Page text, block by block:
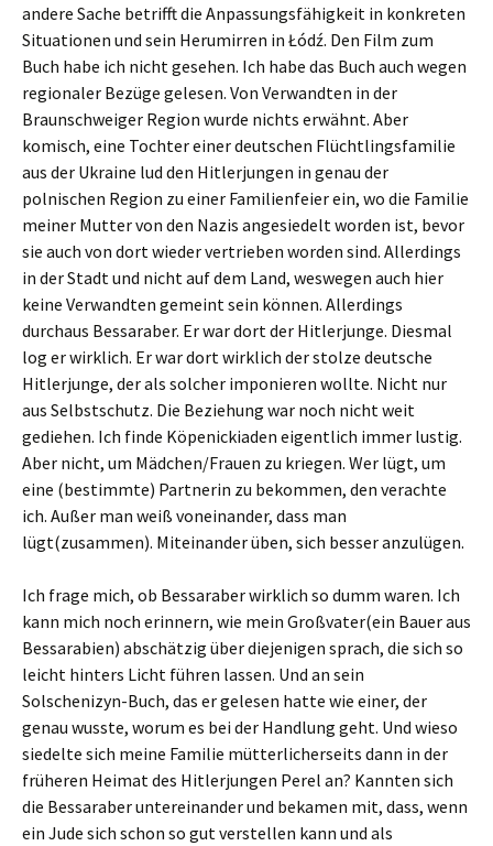
andere Sache betrifft die Anpassungsfähigkeit in konkreten
Situationen und sein Herumirren in Łódź. Den Film zum
Buch habe ich nicht gesehen. Ich habe das Buch auch wegen
regionaler Bezüge gelesen. Von Verwandten in der
Braunschweiger Region wurde nichts erwähnt. Aber
komisch, eine Tochter einer deutschen Flüchtlingsfamilie
aus der Ukraine lud den Hitlerjungen in genau der
polnischen Region zu einer Familienfeier ein, wo die Familie
meiner Mutter von den Nazis angesiedelt worden ist, bevor
sie auch von dort wieder vertrieben worden sind. Allerdings
in der Stadt und nicht auf dem Land, weswegen auch hier
keine Verwandten gemeint sein können. Allerdings
durchaus Bessaraber. Er war dort der Hitlerjunge. Diesmal
log er wirklich. Er war dort wirklich der stolze deutsche
Hitlerjunge, der als solcher imponieren wollte. Nicht nur
aus Selbstschutz. Die Beziehung war noch nicht weit
gediehen. Ich finde Köpenickiaden eigentlich immer lustig.
Aber nicht, um Mädchen/Frauen zu kriegen. Wer lügt, um
eine (bestimmte) Partnerin zu bekommen, den verachte
ich. Außer man weiß voneinander, dass man
lügt(zusammen). Miteinander üben, sich besser anzulügen.
Ich frage mich, ob Bessaraber wirklich so dumm waren. Ich
kann mich noch erinnern, wie mein Großvater(ein Bauer aus
Bessarabien) abschätzig über diejenigen sprach, die sich so
leicht hinters Licht führen lassen. Und an sein
Solschenizyn-Buch, das er gelesen hatte wie einer, der
genau wusste, worum es bei der Handlung geht. Und wieso
siedelte sich meine Familie mütterlicherseits dann in der
früheren Heimat des Hitlerjungen Perel an? Kannten sich
die Bessaraber untereinander und bekamen mit, dass, wenn
ein Jude sich schon so gut verstellen kann und als